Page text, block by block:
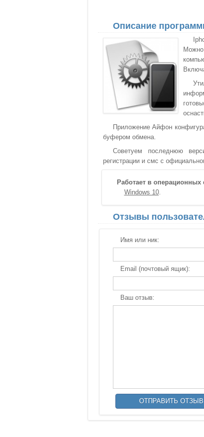
Описание
Приложение Айфон
буфером обмена.
Советуем последнюю
регистрации и смс с
Работает в операционных
Windows 10
Отзывы
Имя или ник:
Email (почтовый ящик):
Ваш отзыв: